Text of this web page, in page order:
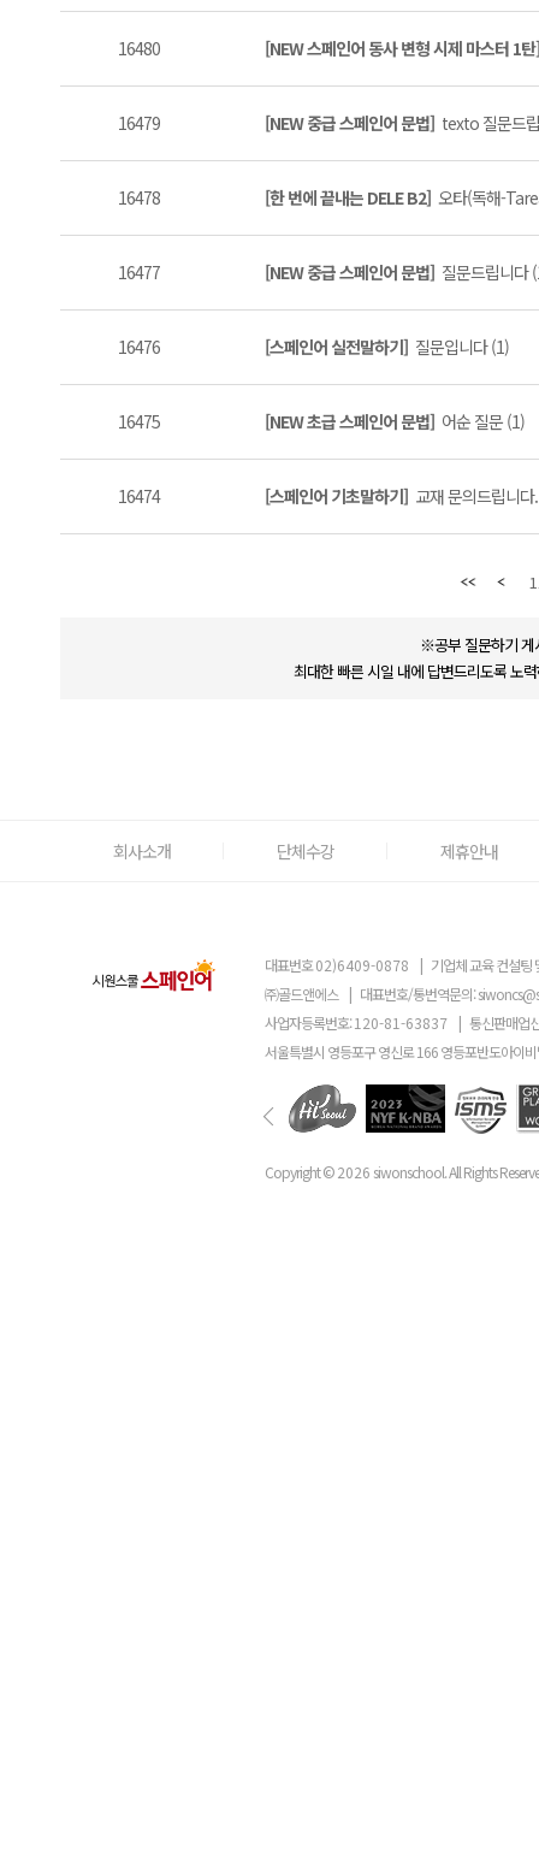
16480 [NEW 스페인어 동사 변형 시제 마스터 1
16479 [NEW 중급 스페인어 문법] texto 질문드
16478 [한 번에 끝내는 DELE B2] 오타(독해-
16477 [NEW 중급 스페인어 문법] 질문드립니다
16476 [스페인어 실전말하기] 질문입니다 (1)
16475 [NEW 초급 스페인어 문법] 어순 질문 (1)
16474 [스페인어 기초말하기] 교재 문의드립니다
※공부 질문하기 게
최대한 빠른 시일 내에 답변드리도록 노
회사소개 단체수강 제휴안내
대표번호02)6409-0878 | 기업체 교육 컨설팅
㈜골드앤에스 | 대표번호/통번역문의:
사업자등록번호:120-81-63837 | 통신판매업
서울특별시 영등포구 영신로 166 영등포반도아이
Copyright ©2026 siwonschool. All Rights